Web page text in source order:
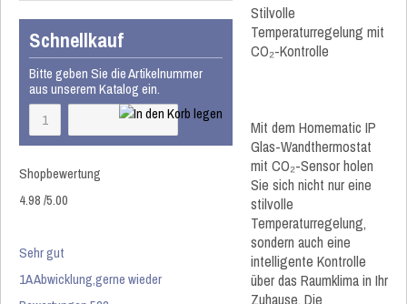
Schnellkauf
Bitte geben Sie die Artikelnummer
aus unserem Katalog ein.
Shopbewertung
4.98/5.00
Sehr gut
1A Abwicklung,gerne wieder
Stilvolle
Temperaturregelung mit
CO₂-Kontrolle
Mit dem Homematic IP
Glas-Wandthermostat
mit CO₂-Sensor holen
Sie sich nicht nur eine
stilvolle
Temperaturregelung,
sondern auch eine
intelligente Kontrolle
über das Raumklima in Ihr
Zuhause. Die